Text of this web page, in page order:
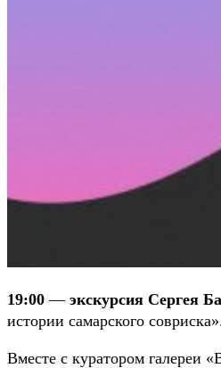
19:00 — экскурсия Сергея
истории самарского
Вместе с куратором галереи